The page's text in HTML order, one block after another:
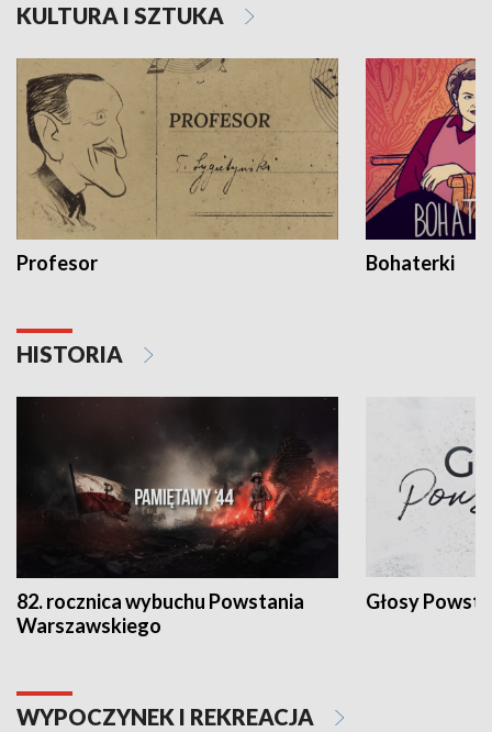
KULTURA I SZTUKA
Profesor Bohaterki
HISTORIA
82. rocznica wybuchu Powstania
Warszawskiego
Głosy
WYPOCZYNEK I REKREACJA